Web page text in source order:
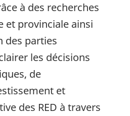
à des recherches
et provinciale ainsi
des parties
les décisions
de
et
des RED à travers